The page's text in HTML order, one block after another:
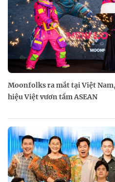
Moonfolks ra mắt tại Việt
hiệu Việt vươn tầm ASEAN